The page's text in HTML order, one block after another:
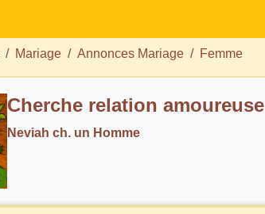
Mariage Annonces Mariage Femme
Cherche relation amoureuse
Neviah ch. un Homme